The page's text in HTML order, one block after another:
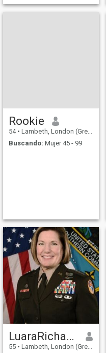
of mine, and I love whipping
Rookie
54 • Lambeth, London (Greater), Reino Unido
Buscando: Mujer 45 - 99
LuaraRichardson
55 • Lambeth, London (Greater), Reino Unido